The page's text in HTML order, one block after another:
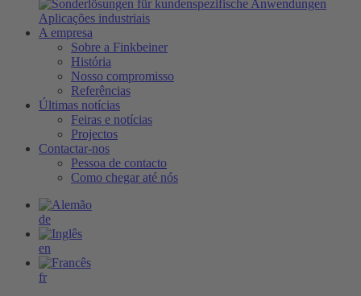
Aplicações industriais
A empresa
Sobre a Finkbeiner
História
Nosso compromisso
Referências
Últimas notícias
Feiras e notícias
Projectos
Contactar-nos
Pessoa de contacto
Como chegar até nós
de
en
fr